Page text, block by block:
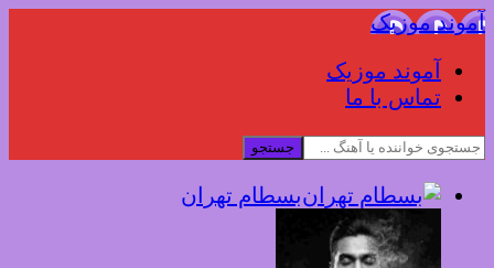
آموند موزیک
آموند موزیک
تماس با ما
جستجو
بسطام تهران